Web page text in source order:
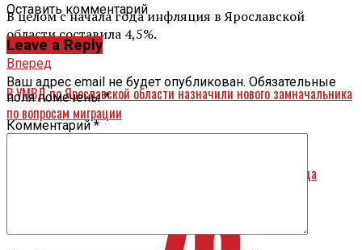
В целом с начала года инфляция в Ярославской
области составила 4,5%.
Вперед
В УМВД по Ярославской области назначили нового замначальника
по вопросам миграции
В Ярославле ищут родственников погибшего красноармейца
Оставить комментарий
Leave a Reply
Ваш адрес email не будет опубликован. Обязательные
поля помечены*
Комментарий*